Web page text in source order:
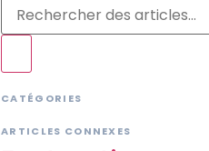
CATÉGORIES
ARTICLES CONNEXES